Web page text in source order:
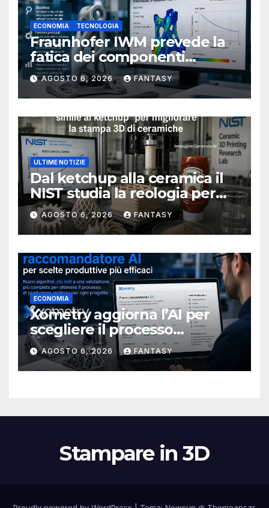
ECONOMIA TECNOLOGIA
Fraunhofer IWM prevede la
fatica dei componenti
metallici stampati in 3D
AGOSTO 6, 2026 FANTASY
ULTIME NOTIZIE
Dal ketchup alla ceramica il
NIST studia la reologia per
rendere più affidabile la
stampa 3D
AGOSTO 6, 2026 FANTASY
ECONOMIA
Xometry aggiorna l’AI per
scegliere il processo
produttivo più adatto
AGOSTO 6, 2026 FANTASY
Stampare in 3D